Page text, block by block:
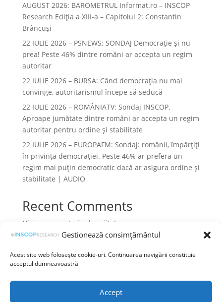
Gestionează consimțământul
Acest site web folosește cookie-uri. Continuarea navigării constituie
acceptul dumneavoastră
Accept
AUGUST 2026: BAROMETRUL Informat.ro – INSCOP
Research Ediția a XIII-a – Capitolul 2: Constantin
Brâncuși
22 IULIE 2026 – PSNEWS: SONDAJ Democrație și nu
prea! Peste 46% dintre români ar accepta un regim
autoritar
22 IULIE 2026 – BURSA: Când democraţia nu mai
convinge, autoritarismul începe să seducă
22 IULIE 2026 – ROMÂNIATV: Sondaj INSCOP.
Aproape jumătate dintre români ar accepta un regim
autoritar pentru ordine și stabilitate
22 IULIE 2026 – EUROPAFM: Sondaj: românii, împărțiți
în privința democrației. Peste 46% ar prefera un
regim mai puțin democratic dacă ar asigura ordine și
stabilitate | AUDIO
Recent Comments
Niciun comentariu de arătat.
Prelucrarea datelor cu caracter personal
Politica cookies